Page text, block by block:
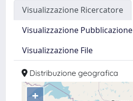
Visualizzazione Ricercatore
Visualizzazione Pubblicazione
Visualizzazione File
Distribuzione geografica
+